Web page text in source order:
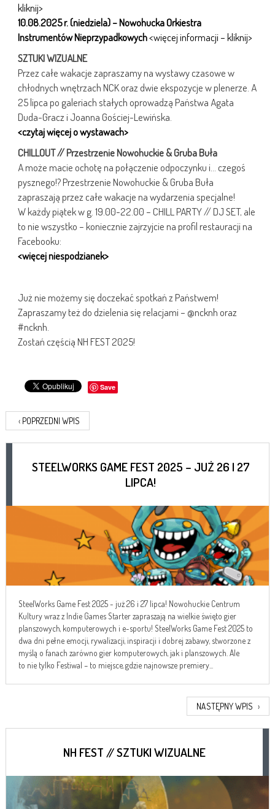
kliknij>
10.08.2025 r. (niedziela) – Nowohucka Orkiestra
Instrumentów Nieprzypadkowych<więcej informacji – kliknij>
SZTUKI WIZUALNE
Przez całe wakacje zapraszamy na wystawy czasowe w
chłodnych wnętrzach NCK oraz dwie ekspozycje w plenerze. A
25 lipca po galeriach stałych oprowadzą Państwa Agata
Duda-Gracz i Joanna Gościej-Lewińska.
<czytaj więcej o wystawach>
CHILLOUT // Przestrzenie Nowohuckie & Gruba Buła
A może macie ochotę na połączenie odpoczynku i… czegoś
pysznego!? Przestrzenie Nowohuckie & Gruba Buła
zapraszają przez całe wakacje na wydarzenia specjalne!
W każdy piątek w g. 19.00-22.00 – CHILL PARTY // DJ SET, ale
to nie wszystko – koniecznie zajrzyjcie na profil restauracji na
Facebooku:
<więcej niespodzianek>
Już nie możemy się doczekać spotkań z Państwem!
Zapraszamy też do dzielenia się relacjami – @ncknh oraz
#ncknh.
Zostań częścią NH FEST 2025!
Save
‹ POPRZEDNI WPIS
STEELWORKS GAME FEST 2025 – JUŻ 26 I 27
LIPCA!
SteelWorks Game Fest 2025 - już 26 i 27 lipca! Nowohuckie Centrum
Kultury wraz z Indie Games Starter zapraszają na wielkie święto gier
planszowych, komputerowych i e-sportu! SteelWorks Game Fest 2025 to
dwa dni pełne emocji, rywalizacji, inspiracji i dobrej zabawy, stworzone z
myślą o fanach zarówno gier komputerowych, jak i planszowych. Ale
to nie tylko Festiwal – to miejsce, gdzie najnowsze premiery...
NASTĘPNY WPIS ›
NH FEST // SZTUKI WIZUALNE